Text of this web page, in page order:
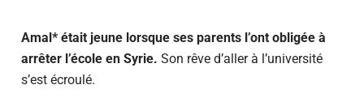
Amal* était jeune lorsque ses parents l’ont obligée à
arrêter l’école en Syrie. Son rêve d’aller à l’université
s’est écroulé.